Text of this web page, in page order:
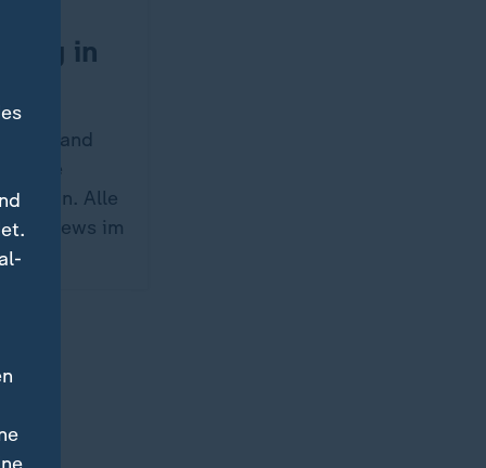
in
Russland
die
an. Alle
News im